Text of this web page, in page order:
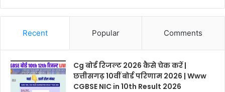
Recent Popular Comments
Cg बोर्ड रिजल्ट 2026 कैसे चेक करें |
छत्तीसगढ़ 10वीं बोर्ड परिणाम 2026 | Www
CGBSE NIC in 10th Result 2026